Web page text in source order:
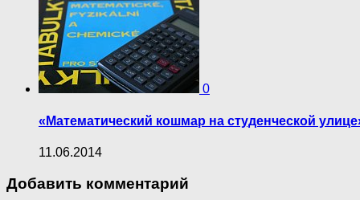
0
«Математический кошмар на студенческой
11.06.2014
Добавить комментарий